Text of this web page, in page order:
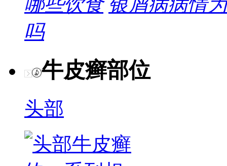
哪些饮食 银屑病病情
吗
牛皮癣部位
头部